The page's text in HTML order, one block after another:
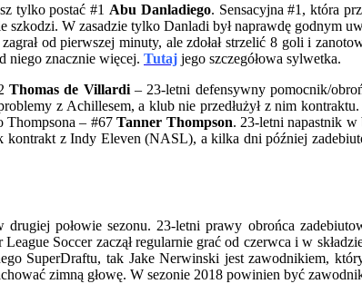
tylko postać #1 Abu Danladiego. Sensacyjna #1, która
W zasadzie tylko Danladi był naprawdę godnym
od pierwszej minuty, ale zdołał strzelić 8 goli i
niego znacznie więcej. Tutaj jego szczegółowa sylwetka.
Thomas de Villardi– 23-letni defensywny pomocnik/
z Achillesem, a klub nie przedłużył z nim
Thompsona – #67Tanner Thompson. 23-letni napastnik w
z Indy Eleven (NASL), a kilka dni później
drugiej połowie sezonu. 23-letni prawy obrońca
Soccer zaczął regularnie grać od czerwca i w
SuperDraftu, tak Jake Nerwinski jest zawodnikiem,
zimną głowę. W sezonie 2018 powinien być